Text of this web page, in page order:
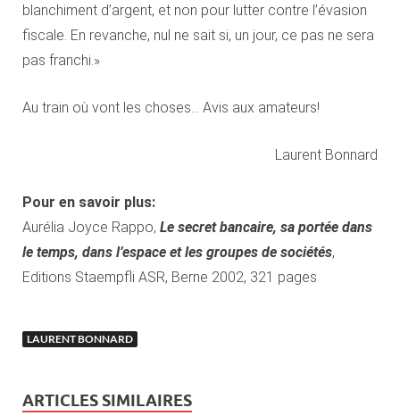
blanchiment d’argent, et non pour lutter contre l’évasion
fiscale. En revanche, nul ne sait si, un jour, ce pas ne sera
pas franchi.»
Au train où vont les choses… Avis aux amateurs!
Laurent Bonnard
Pour en savoir plus:
Aurélia Joyce Rappo, Le secret bancaire, sa portée dans
le temps, dans l’espace et les groupes de sociétés,
Editions Staempfli ASR, Berne 2002, 321 pages
LAURENT BONNARD
ARTICLES SIMILAIRES